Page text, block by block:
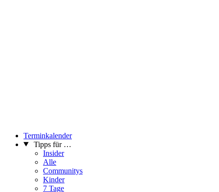
Terminkalender
Tipps für …
Insider
Alle
Communitys
Kinder
7 Tage